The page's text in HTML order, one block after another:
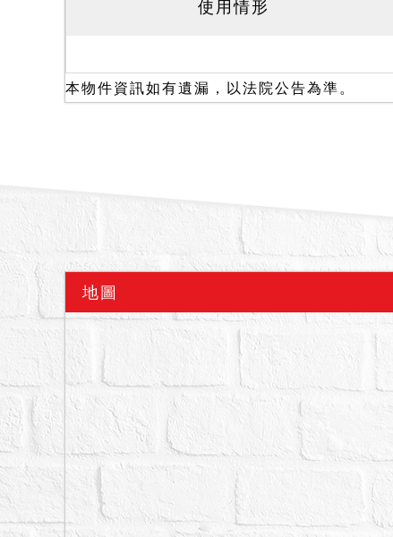
使用情形
備註
一、上開不動產9宗合
五、本件查封物分甲、
按上開各標順序拍賣，
費用時，其餘各宗雖達
無法持本院核發之權利
意。
七、本標國華段365地
建物後方之空地（目前
放2輛汽車。本標建物
其中四樓還遺留一組沙
建（原為天井、水泥鋪
梯，每戶均有獨立之出
八、本件有臺灣臺北地
本物件資訊如有遺漏，以法院公告為準。
地圖